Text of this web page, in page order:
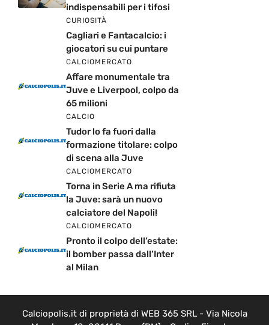
indispensabili per i tifosi
CURIOSITÀ
Cagliari e Fantacalcio: i
giocatori su cui puntare
CALCIOMERCATO
Affare monumentale tra
Juve e Liverpool, colpo da
65 milioni
CALCIO
Tudor lo fa fuori dalla
formazione titolare: colpo
di scena alla Juve
CALCIOMERCATO
Torna in Serie A ma rifiuta
la Juve: sarà un nuovo
calciatore del Napoli!
CALCIOMERCATO
Pronto il colpo dell’estate:
il bomber passa dall’Inter
al Milan
Calciopolis.it di proprietà di WEB 365 SRL - Via Nicola